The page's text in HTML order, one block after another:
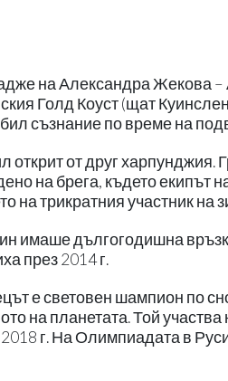
на Александра Жекова
Голд Коуст (щат
съзнание по време на
открит от друг харпунджия.
на брега, където екипът
на трикратния участник на
имаше дългогодишна
през 2014 г.
е световен шампион по
на планетата. Той
г. На Олимпиадата в